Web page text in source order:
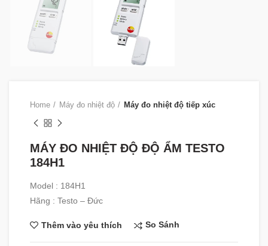
Home Máy đo nhiệt độ Máy đo nhiệt độ tiếp xúc
MÁY ĐO NHIỆT ĐỘ ĐỘ ẨM TESTO
184H1
Model : 184H1
Hãng : Testo – Đức
Thêm vào yêu thích So Sánh